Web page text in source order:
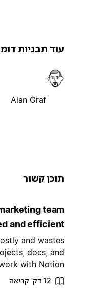
עוד תבניות
Alan Graf
תוכן קשור
team
and efficient
and wastes
docs, and
with Notion.
12 דק' קריאה